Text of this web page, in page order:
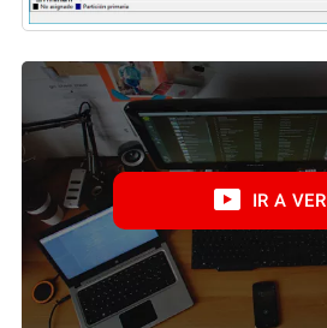
IR A VER